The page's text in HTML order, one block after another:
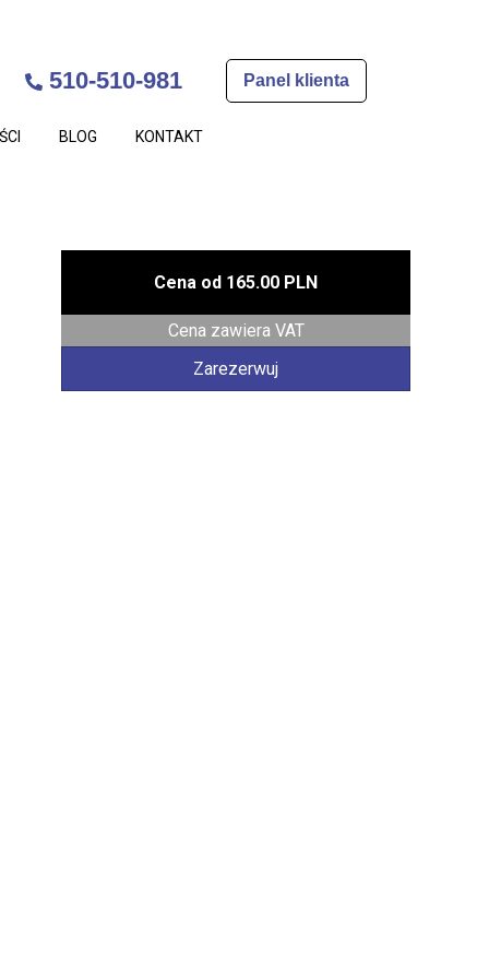
510-510-981 Panel klienta
BLOG KONTAKT
Cena od 165.00 PLN
Cena zawiera VAT
Zarezerwuj